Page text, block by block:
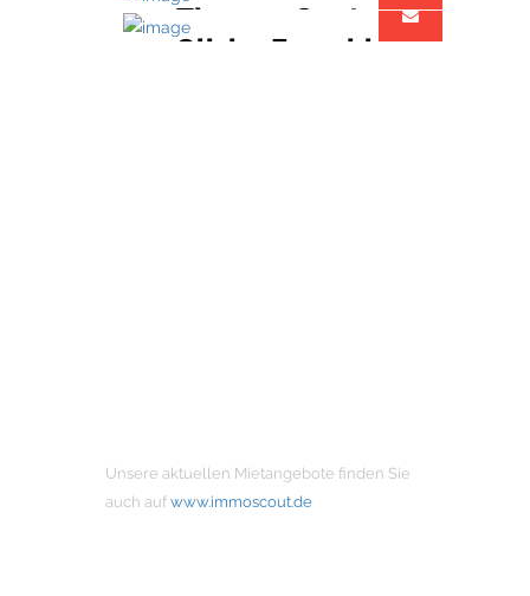
Thomas Ganter
Olivier Forschle
Unsere aktuellen Mietangebote finden Sie
auch auf www.immoscout.de